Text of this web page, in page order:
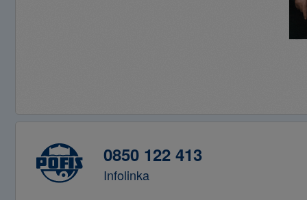
0850 122 413
Infolinka